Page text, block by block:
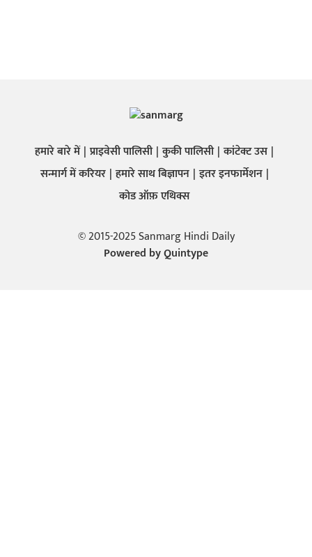
हमारे बारे में प्राइवेसी पालिसी कुकी पालिसी कांटेक्ट उस
सन्मार्ग में करियर हमारे साथ बिज्ञापन इतर इनफार्मेशन
कोड ऑफ़ एथिक्स
© 2015-2025 Sanmarg Hindi Daily
Powered byQuintype